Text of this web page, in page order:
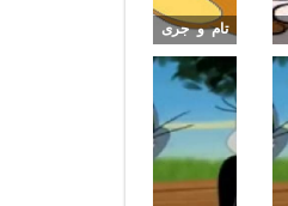
تام و جری
قسمت 15